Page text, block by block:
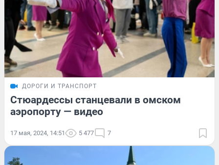
ДОРОГИ И ТРАНСПОРТ
Стюардессы станцевали в омском
аэропорту — видео
17 мая, 2024, 14:51 5 477 7